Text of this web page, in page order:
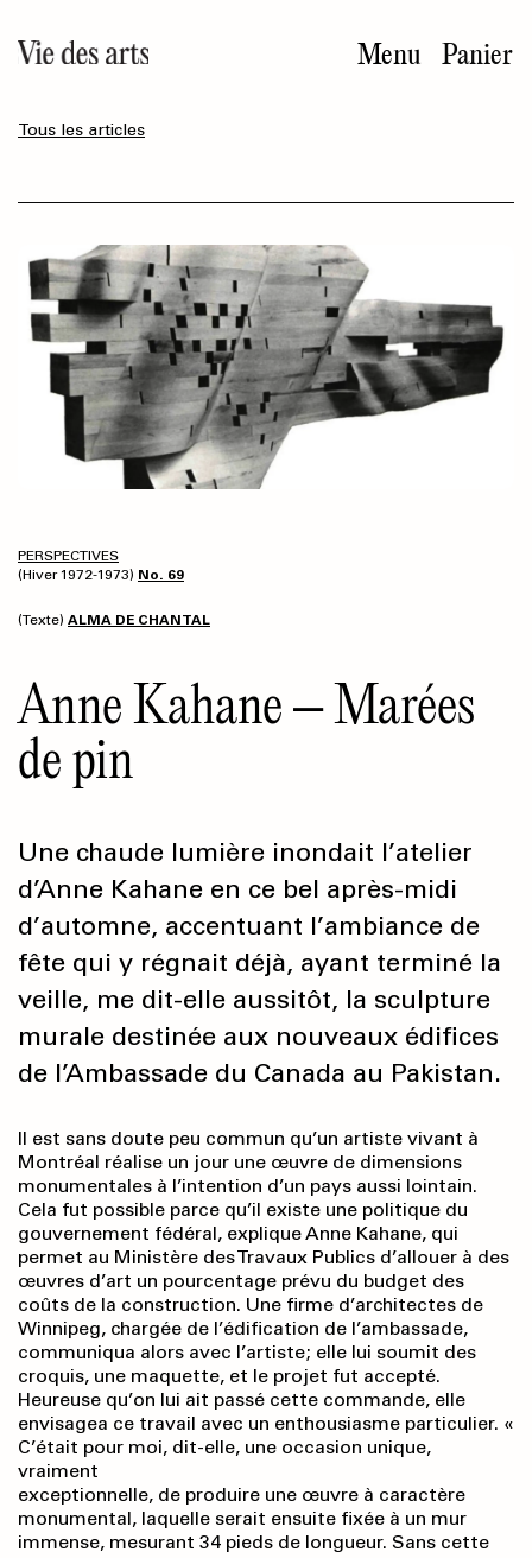
au
contenu
Menu Panier
Tous les articles
PERSPECTIVES
(Hiver 1972-1973) No. 69
(Texte) ALMA DE CHANTAL
Anne Kahane – Marées
de pin
Une chaude lumière inondait l’atelier
d’Anne Kahane en ce bel après-midi
d’automne, accentuant l’ambiance de
fête qui y régnait déjà, ayant terminé la
veille, me dit-elle aussitôt, la sculpture
murale destinée aux nouveaux édifices
de l’Ambassade du Canada au Pakistan.
Il est sans doute peu commun qu’un artiste vivant à
Montréal réalise un jour une œuvre de dimensions
monumentales à l’intention d’un pays aussi lointain.
Cela fut possible parce qu’il existe une politique du
gouvernement fédéral, explique Anne Kahane, qui
permet au Ministère des Travaux Publics d’allouer à des
œuvres d’art un pourcentage prévu du budget des
coûts de la construction. Une firme d’architectes de
Winnipeg, chargée de l’édification de l’ambassade,
communiqua alors avec l’artiste; elle lui soumit des
croquis, une maquette, et le projet fut accepté.
Heureuse qu’on lui ait passé cette commande, elle
envisagea ce travail avec un enthousiasme particulier. «
C’était pour moi, dit-elle, une occasion unique,
vraiment
exceptionnelle, de produire une œuvre à caractère
monumental, laquelle serait ensuite fixée à un mur
immense, mesurant 34 pieds de longueur. Sans cette